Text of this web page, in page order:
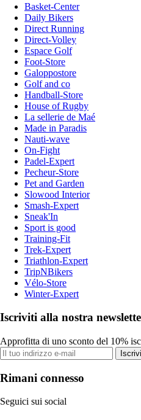
Basket-Center
Daily Bikers
Direct Running
Direct-Volley
Espace Golf
Foot-Store
Galoppostore
Golf and co
Handball-Store
House of Rugby
La sellerie de Maé
Made in Paradis
Nauti-wave
On-Fight
Padel-Expert
Pecheur-Store
Pet and Garden
Slowood Interior
Smash-Expert
Sneak'In
Sport is good
Training-Fit
Trek-Expert
Triathlon-Expert
TripNBikers
Vélo-Store
Winter-Expert
Iscriviti alla nostra
Approfitta di uno sconto del 10%
Rimani connesso
Seguici sui social